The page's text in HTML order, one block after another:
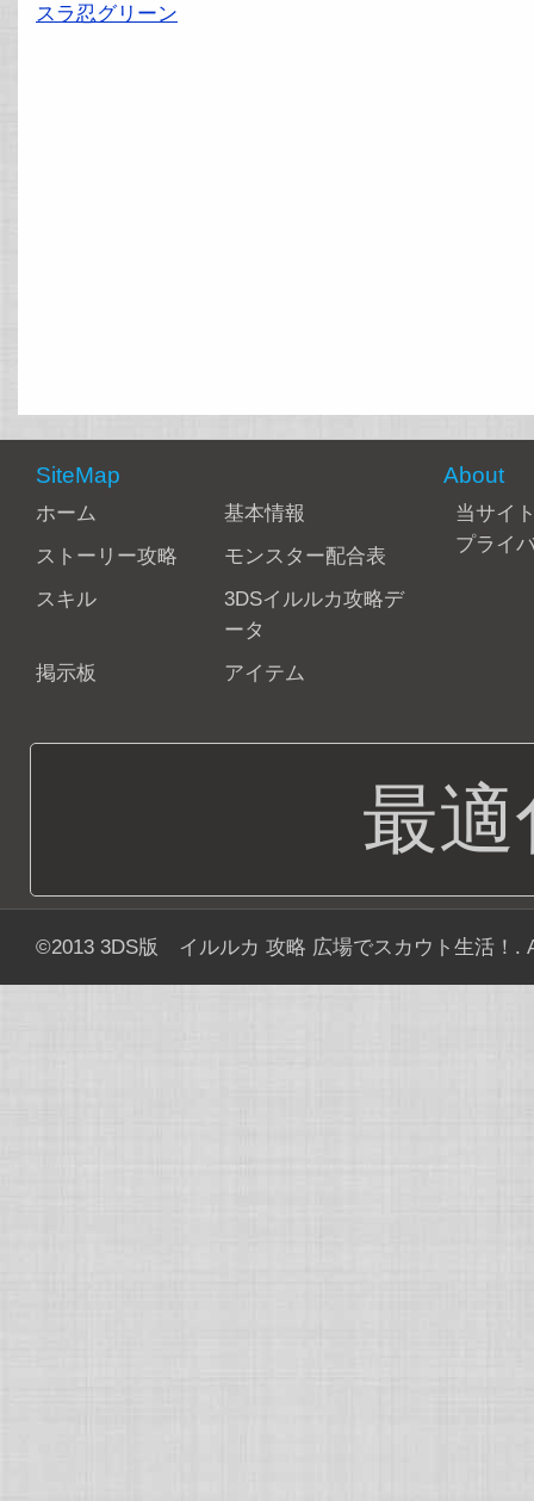
スラ忍グリーン
SiteMap
ホーム
基本情報
ストーリー攻略
モンスター配合表
スキル
3DSイルルカ攻略デ
ータ
掲示板
アイテム
About
当サイ
プライ
最
©2013 3DS版 イルルカ 攻略 広場でスカウト生活！ .